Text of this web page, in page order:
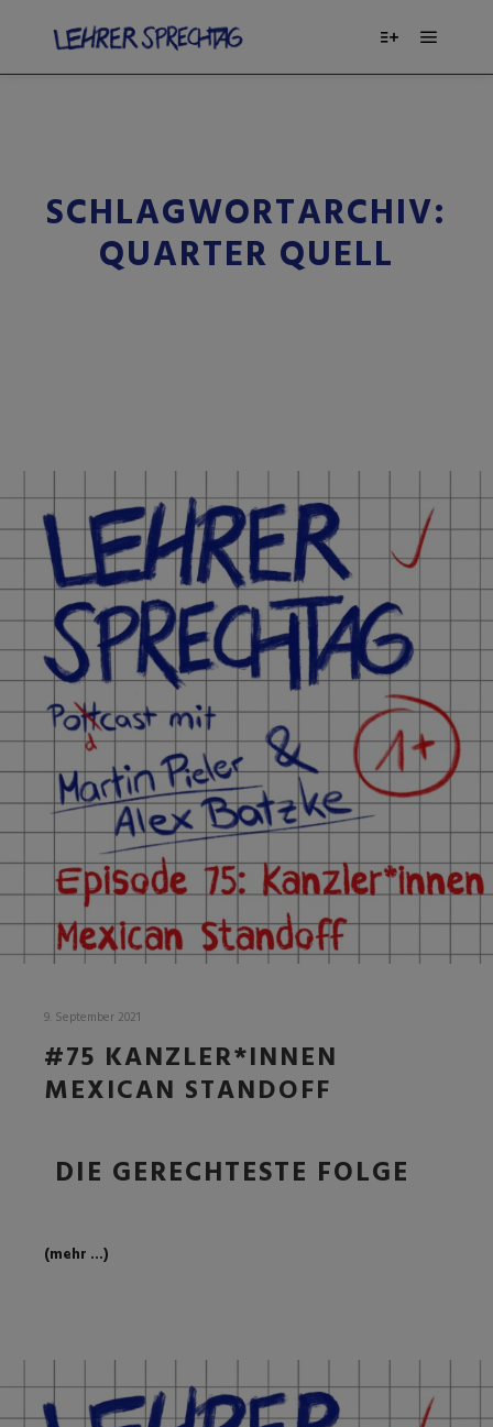
SCHLAGWORTARCHIV:
QUARTER QUELL
9. September 2021
#75 KANZLER*INNEN
MEXICAN STANDOFF
DIE GERECHTESTE FOLGE
(mehr …)